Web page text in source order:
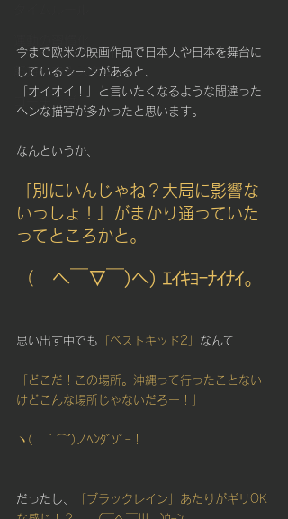
筋持久力＆スタミナ
今まで欧米の映画作品で日本人や日本を舞台に
しているシーンがあると、
「オイオイ！」と言いたくなるような間違った
ヘンな描写が多かったと思います。
なんというか、
「別にいんじゃね？大局に影響な
いっしょ！」がまかり通っていた
ってところかと。
（　へ￣▽￣)へ) ｴｲｷｮｰﾅｲﾅｲ。
思い出す中でも 「ベストキッド2」 なんて
「どこだ！この場所。沖縄って行ったことない
けどこんな場所じゃないだろー！」
ヽ(　｀⌒´)ノﾍﾝﾀﾞｿﾞｰ！
だったし、
「ブラックレイン」あたりがギリOK